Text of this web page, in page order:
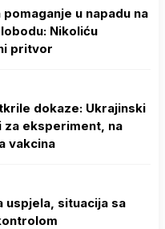
u napadu na
Nikoliću
pritvor
dokaze: Ukrajinski
za eksperiment, na
vakcina
uspjela, situacija sa